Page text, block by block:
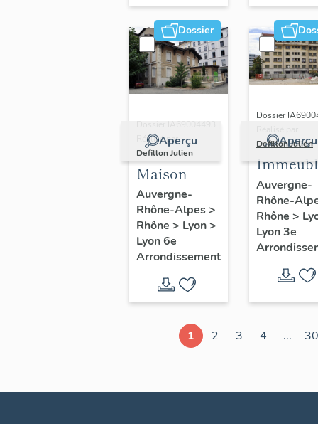
Dossier
Aperçu
Dossier IA69004493 |
Réalisé par
Defillon Julien
Maison
Auvergne-
Rhône-Alpes>
Rhône > Lyon>
Lyon 6e
Arrondissement
Aperçu
Dossier
Defillon Julien
Auvergne-
Rhône-
Rhône >
Lyon 3e
1 2 3 4 ... 30